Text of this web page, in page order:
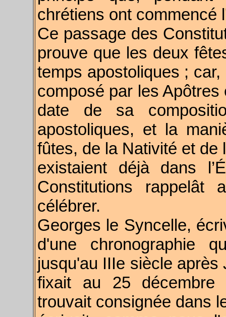
chrétiens ont commencé
Ce passage des
prouve que les deux
temps apostoliques ;
composé par les
date de sa
apostoliques, et la
fûtes, de la Nativité et de
existaient déjà dans
Constitutions rappelât
célébrer.
Georges le Syncelle,
d'une chronographie
jusqu'au IIIe siècle
fixait au 25
trouvait consignée dans